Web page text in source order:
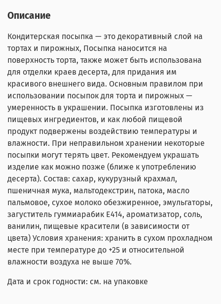
Описание
Кондитерская посыпка — это декоративный слой на
тортах и пирожных, Посыпка наносится на
поверхность торта, также может быть использована
для отделки краев десерта, для придания им
красивого внешнего вида. Основным правилом при
использовании посыпок для торта и пирожных —
умеренность в украшении. Посыпка изготовлены из
пищевых ингредиентов, и как любой пищевой
продукт подвержены воздействию температуры и
влажности. При неправильном хранении некоторые
посыпки могут терять цвет. Рекомендуем украшать
изделие как можно позже (ближе к употреблению
десерта). Состав: сахар, кукурузный крахмал,
пшеничная мука, мальтодекстрин, патока, масло
пальмовое, сухое молоко обезжиренное, эмульгаторы,
загуститель гуммиарабик Е414, ароматизатор, соль,
ванилин, пищевые красители (в зависимости от
цвета) Условия хранения: хранить в сухом прохладном
месте при температуре до +25 и относительной
влажности воздуха не выше 70%.
Дата и срок годности: см. на упаковке